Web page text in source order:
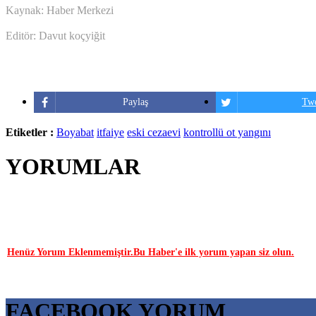
Kaynak: Haber Merkezi
Editör: Davut koçyiğit
Paylaş
Etiketler : Boyabat itfaiye eski cezaevi kontrollü ot yangını
YORUMLAR
Henüz Yorum Eklenmemiştir.Bu Haber'e ilk yorum yapan siz olun.